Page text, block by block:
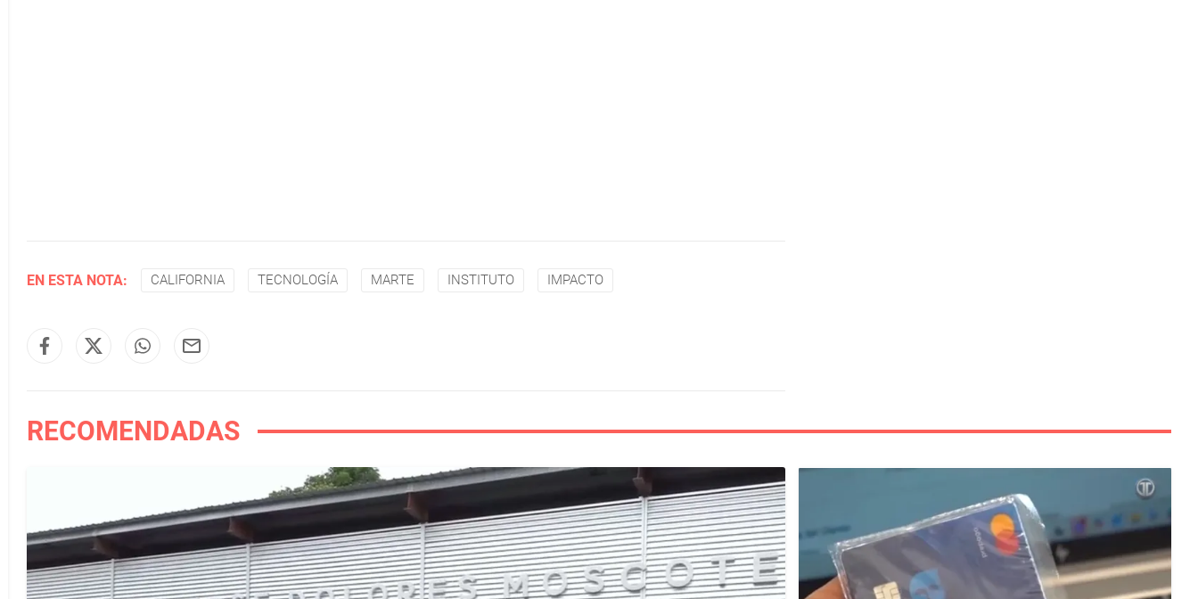
EN ESTA NOTA: CALIFORNIA TECNOLOGÍA MARTE INSTITUTO IMPACTO
RECOMENDADAS